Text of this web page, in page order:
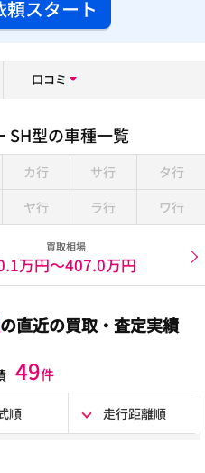
頼スタート
口コミ
SH型の車種一覧
カ行 サ行
タ行
ヤ行 ラ行 ワ行
買取相場
万円〜407.0万円
の直近の買取・査定実績
49件
順 走行距離順